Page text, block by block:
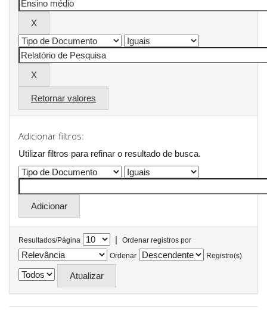
Retornar valores
Adicionar filtros:
Utilizar filtros para refinar o resultado de busca.
Resultados/Página |
Ordenar registros por
Ordenar
Registro(s)